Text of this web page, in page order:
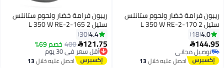
ريبون فرامة خضار ولحوم ستانلس
ستيل 2 L 350 W RE-2-170
4.0
18
144.95
توصيل مجاني
توصيل مجانياحصل عليه خلال13
ريبون فرامة خضار ولحوم ستانلس
ستيل 2 L 350 W RE-2-165
4.4
30
121.75
400 خصم 69% أقل سعر في 30 يوم
توصيل مجاني
أقل سعر في 30 يوماحصل عليه خلال13